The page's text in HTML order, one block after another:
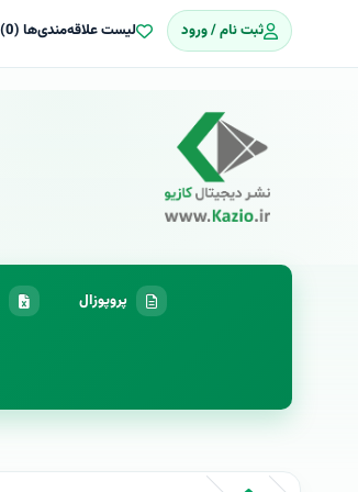
ثبت نام / ورود لیست علاقه‌مندی‌ها (0)
پروپوزال